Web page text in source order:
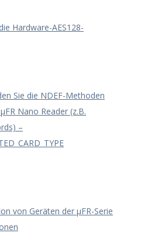
Hardware-AES128-
Sie die NDEF-Methoden
Nano Reader (z.B.
–
von Geräten der μFR-Serie